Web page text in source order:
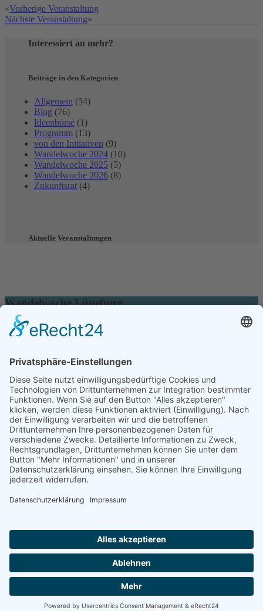
«Vorherige Veranstaltung
Nächste Veranstaltung»
Interessiert an mehr?
Beiträge in den Kategorien
Allgemein (54)
Blog (76)
Ideenbörse (1)
Programm (13)
von den Initiativen (9)
Wandelwoche 2024 (10)
Wandelwoche 2025 (5)
Wandelwoche 2026 (8)
Zukunftsrat (4)
Aktuelle Veranstaltungen
Wandelwoche Lüneburg
Die Wandelwoche wird organisiert vom
Zukunftsrat Lüneburg e.V.
kontakt@zukunftsrat-lueneburg.de
Über die Wandelwoche
Wandelwoche 2026
Initiativen
Veranstaltungskalender
Beiträge
Spenden
Kontakt
Cookie-Einstellungen
Facebook
Instagram
Mastodon